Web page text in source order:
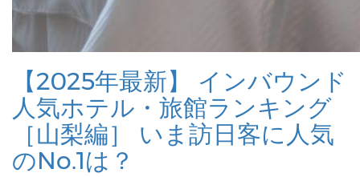
【2025年最新】 インバウンド
人気ホテル・旅館ランキング
［山梨編］ いま訪日客に人気
のNo.1は？